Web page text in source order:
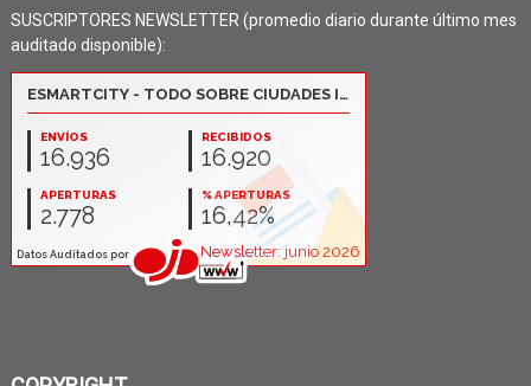
SUSCRIPTORES NEWSLETTER (promedio diario durante último mes
auditado disponible):